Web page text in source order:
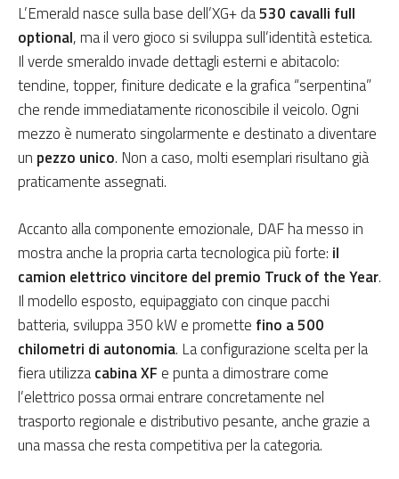
L’Emerald nasce sulla base dell’XG+ da530 cavalli full
optional, ma il vero gioco si sviluppa sull’identità estetica.
Il verde smeraldo invade dettagli esterni e abitacolo:
tendine, topper, finiture dedicate e la grafica “serpentina”
che rende immediatamente riconoscibile il veicolo. Ogni
mezzo è numerato singolarmente e destinato a diventare
un pezzo unico. Non a caso, molti esemplari risultano già
praticamente assegnati.
Accanto alla componente emozionale, DAF ha messo in
mostra anche la propria carta tecnologica più forte: il
camion elettrico vincitore del premio Truck of the Year.
Il modello esposto, equipaggiato con cinque pacchi
batteria, sviluppa 350 kW e promette fino a 500
chilometri di autonomia. La configurazione scelta per la
fiera utilizzacabina XF e punta a dimostrare come
l’elettrico possa ormai entrare concretamente nel
trasporto regionale e distributivo pesante, anche grazie a
una massa che resta competitiva per la categoria.